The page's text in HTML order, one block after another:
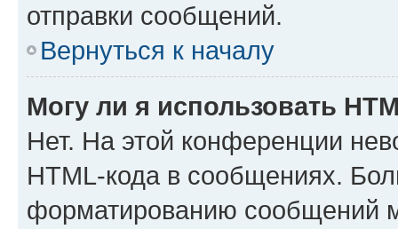
отправки сообщений.
Вернуться к началу
Могу ли я использовать
Нет. На этой конференции
HTML-кода в сообщениях.
форматированию сообщений